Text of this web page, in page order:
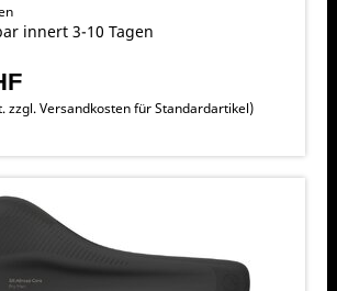
innert 3-10 Tagen
zzgl.Versandkosten für Standardartikel)